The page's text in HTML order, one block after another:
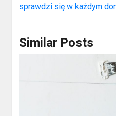
sprawdzi się w każdym
Similar Posts